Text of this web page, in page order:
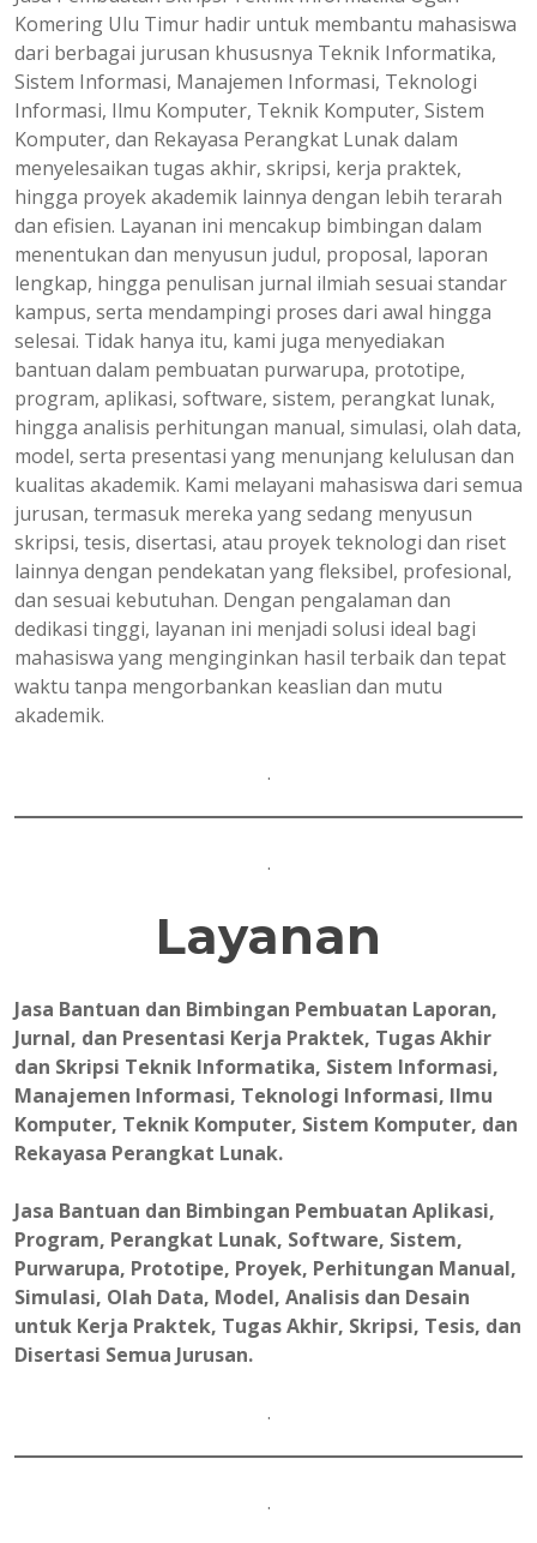
Komering Ulu Timur hadir untuk membantu mahasiswa
dari berbagai jurusan khususnya Teknik Informatika,
Sistem Informasi, Manajemen Informasi, Teknologi
Informasi, Ilmu Komputer, Teknik Komputer, Sistem
Komputer, dan Rekayasa Perangkat Lunak dalam
menyelesaikan tugas akhir, skripsi, kerja praktek,
hingga proyek akademik lainnya dengan lebih terarah
dan efisien. Layanan ini mencakup bimbingan dalam
menentukan dan menyusun judul, proposal, laporan
lengkap, hingga penulisan jurnal ilmiah sesuai standar
kampus, serta mendampingi proses dari awal hingga
selesai. Tidak hanya itu, kami juga menyediakan
bantuan dalam pembuatan purwarupa, prototipe,
program, aplikasi, software, sistem, perangkat lunak,
hingga analisis perhitungan manual, simulasi, olah data,
model, serta presentasi yang menunjang kelulusan dan
kualitas akademik. Kami melayani mahasiswa dari semua
jurusan, termasuk mereka yang sedang menyusun
skripsi, tesis, disertasi, atau proyek teknologi dan riset
lainnya dengan pendekatan yang fleksibel, profesional,
dan sesuai kebutuhan. Dengan pengalaman dan
dedikasi tinggi, layanan ini menjadi solusi ideal bagi
mahasiswa yang menginginkan hasil terbaik dan tepat
waktu tanpa mengorbankan keaslian dan mutu
akademik.
.
.
Layanan
Jasa Bantuan dan Bimbingan Pembuatan Laporan,
Jurnal, dan Presentasi Kerja Praktek, Tugas Akhir
dan Skripsi Teknik Informatika, Sistem Informasi,
Manajemen Informasi, Teknologi Informasi, Ilmu
Komputer, Teknik Komputer, Sistem Komputer, dan
Rekayasa Perangkat Lunak.
Jasa Bantuan dan Bimbingan Pembuatan Aplikasi,
Program, Perangkat Lunak, Software, Sistem,
Purwarupa, Prototipe, Proyek, Perhitungan Manual,
Simulasi, Olah Data, Model, Analisis dan Desain
untuk Kerja Praktek, Tugas Akhir, Skripsi, Tesis, dan
Disertasi Semua Jurusan.
.
.